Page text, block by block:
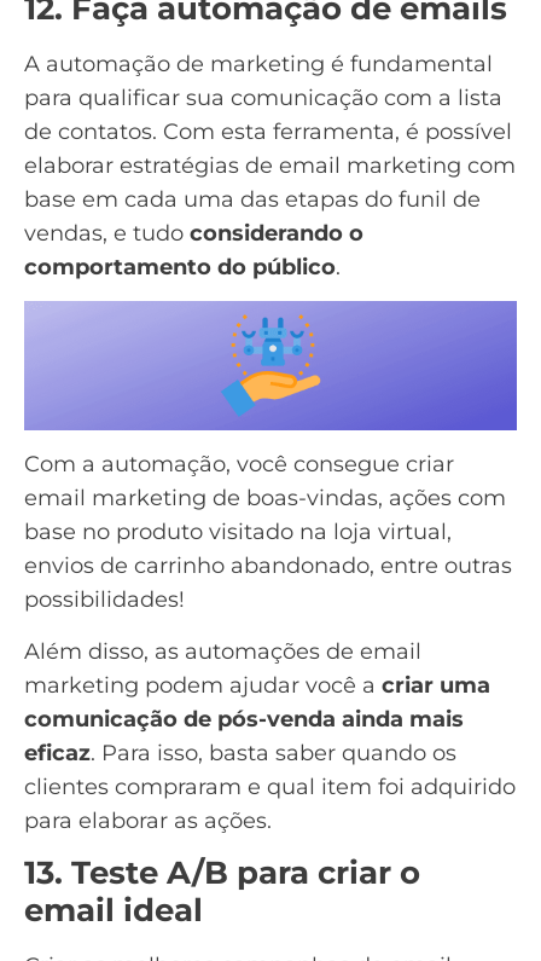
12. Faça automação de emails
A automação de marketing é fundamental
para qualificar sua comunicação com a lista
de contatos. Com esta ferramenta, é possível
elaborar estratégias de email marketing com
base em cada uma das etapas do funil de
vendas, e tudo considerando o
comportamento do público.
Com a automação, você consegue criar
email marketing de boas-vindas, ações com
base no produto visitado na loja virtual,
envios de carrinho abandonado, entre outras
possibilidades!
Além disso, as automações de email
marketing podem ajudar você a criar uma
comunicação de pós-venda ainda mais
eficaz. Para isso, basta saber quando os
clientes compraram e qual item foi adquirido
para elaborar as ações.
13. Teste A/B para criar o
email ideal